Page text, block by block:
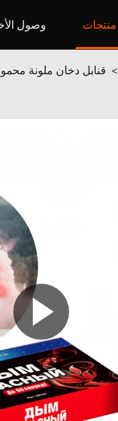
منتجات وصول
> قنابل دخان ملونة